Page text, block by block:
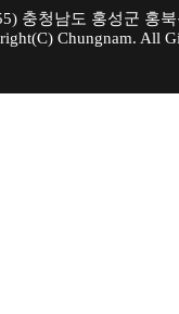
충청남도 홍성군 홍
Chungnam. All